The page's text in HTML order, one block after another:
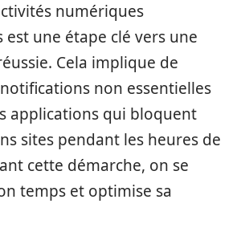
numériques
une étape clé vers une
Cela implique de
non essentielles
applications qui bloquent
sites pendant les heures de
cette démarche, on se
temps et optimise sa